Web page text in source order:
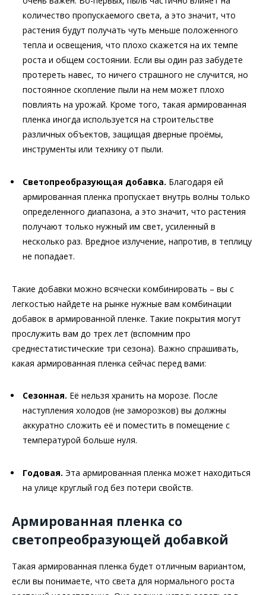
количество пропускаемого света, а это значит, что
растения будут получать чуть меньше положенного
тепла и освещения, что плохо скажется на их темпе
роста и общем состоянии. Если вы один раз забудете
протереть навес, то ничего страшного не случится, но
постоянное скопление пыли на нем может плохо
повлиять на урожай. Кроме того, такая армированная
пленка иногда используется на строительстве
различных объектов, защищая дверные проёмы,
инструменты или технику от пыли.
Светопреобразующая добавка. Благодаря ей
армированная пленка пропускает внутрь волны только
определенного диапазона, а это значит, что растения
получают только нужный им свет, усиленный в
несколько раз. Вредное излучение, напротив, в теплицу
не попадает.
Такие добавки можно всячески комбинировать – вы с
легкостью найдете на рынке нужные вам комбинации
добавок в армированной пленке. Такие покрытия могут
прослужить вам до трех лет (вспомним про
среднестатистические три сезона). Важно спрашивать,
какая армированная пленка сейчас перед вами:
Сезонная. Её нельзя хранить на морозе. После
наступления холодов (не заморозков) вы должны
аккуратно сложить её и поместить в помещение с
температурой больше нуля.
Годовая. Эта армированная пленка может находиться
на улице круглый год без потери свойств.
Армированная пленка со
светопреобразующей добавкой
Такая армированная пленка будет отличным вариантом,
если вы понимаете, что света для нормального роста